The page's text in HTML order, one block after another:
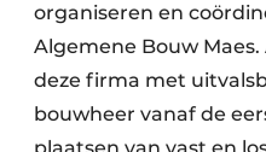
organiseren en
Algemene Bouw
deze firma met
bouwheer vanaf de